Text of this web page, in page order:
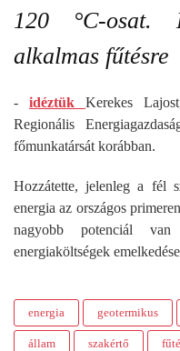
120 °C-
alkalmas fűtésre
- idéztük Kerekes
Regionális
főmunkatársát korábban.
Hozzátette, jelenleg a fél
energia az országos
nagyobb potenciál
energiaköltségek
energia geotermikus
állam szakértő